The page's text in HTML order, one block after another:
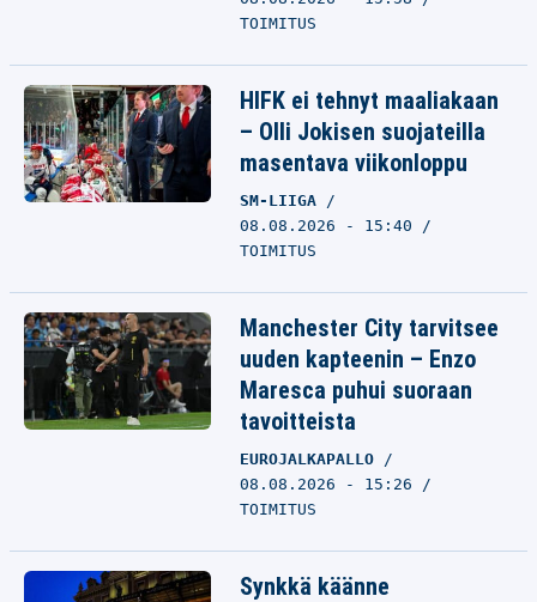
TOIMITUS
HIFK ei tehnyt maaliakaan
– Olli Jokisen suojateilla
masentava viikonloppu
SM-LIIGA
08.08.2026 - 15:40
TOIMITUS
Manchester City tarvitsee
uuden kapteenin – Enzo
Maresca puhui suoraan
tavoitteista
EUROJALKAPALLO
08.08.2026 - 15:26
TOIMITUS
Synkkä käänne